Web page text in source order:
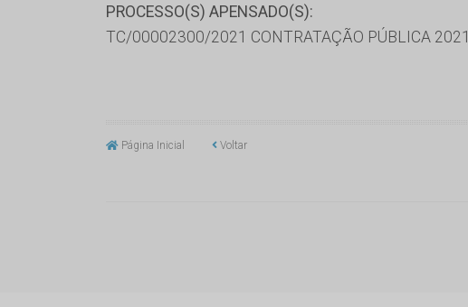
PROCESSO(S) APENSADO(S):
TC/00002300/2021 CONTRATAÇÃO PÚBLICA 2021
Página Inicial Voltar